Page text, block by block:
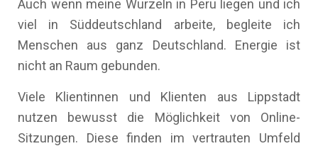
Auch wenn meine Wurzeln in Peru liegen und ich
viel in Süddeutschland arbeite, begleite ich
Menschen aus ganz Deutschland. Energie ist
nicht an Raum gebunden.
Viele Klientinnen und Klienten aus Lippstadt
nutzen bewusst die Möglichkeit von Online-
Sitzungen. Diese finden im vertrauten Umfeld